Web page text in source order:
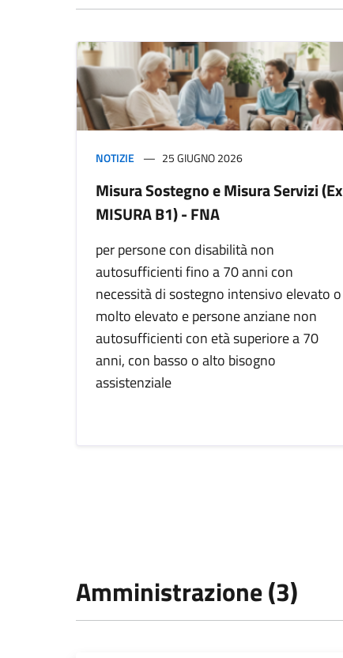
NOTIZIE 25 GIUGNO 2026
Misura Sostegno e Misura Servizi (Ex
MISURA B1) - FNA
per persone con disabilità non
autosufficienti fino a 70 anni con
necessità di sostegno intensivo elevato o
molto elevato e persone anziane non
autosufficienti con età superiore a 70
anni, con basso o alto bisogno
assistenziale
Amministrazione (3)